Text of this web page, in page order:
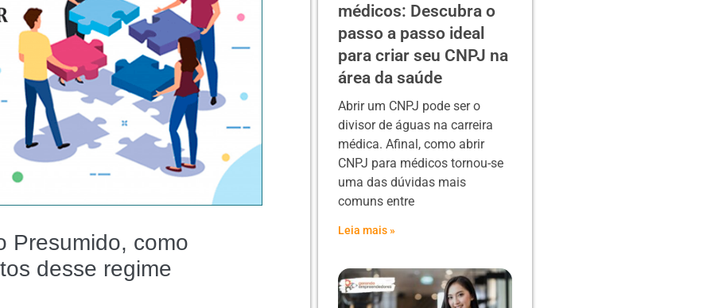
Presumido, como
desse regime
médicos: Descubra o
passo a passo ideal
para criar seu CNPJ na
área da saúde
Abrir um CNPJ pode ser o
divisor de águas na carreira
médica. Afinal, como abrir
CNPJ para médicos tornou-se
uma das dúvidas mais
comuns entre
Leia mais »